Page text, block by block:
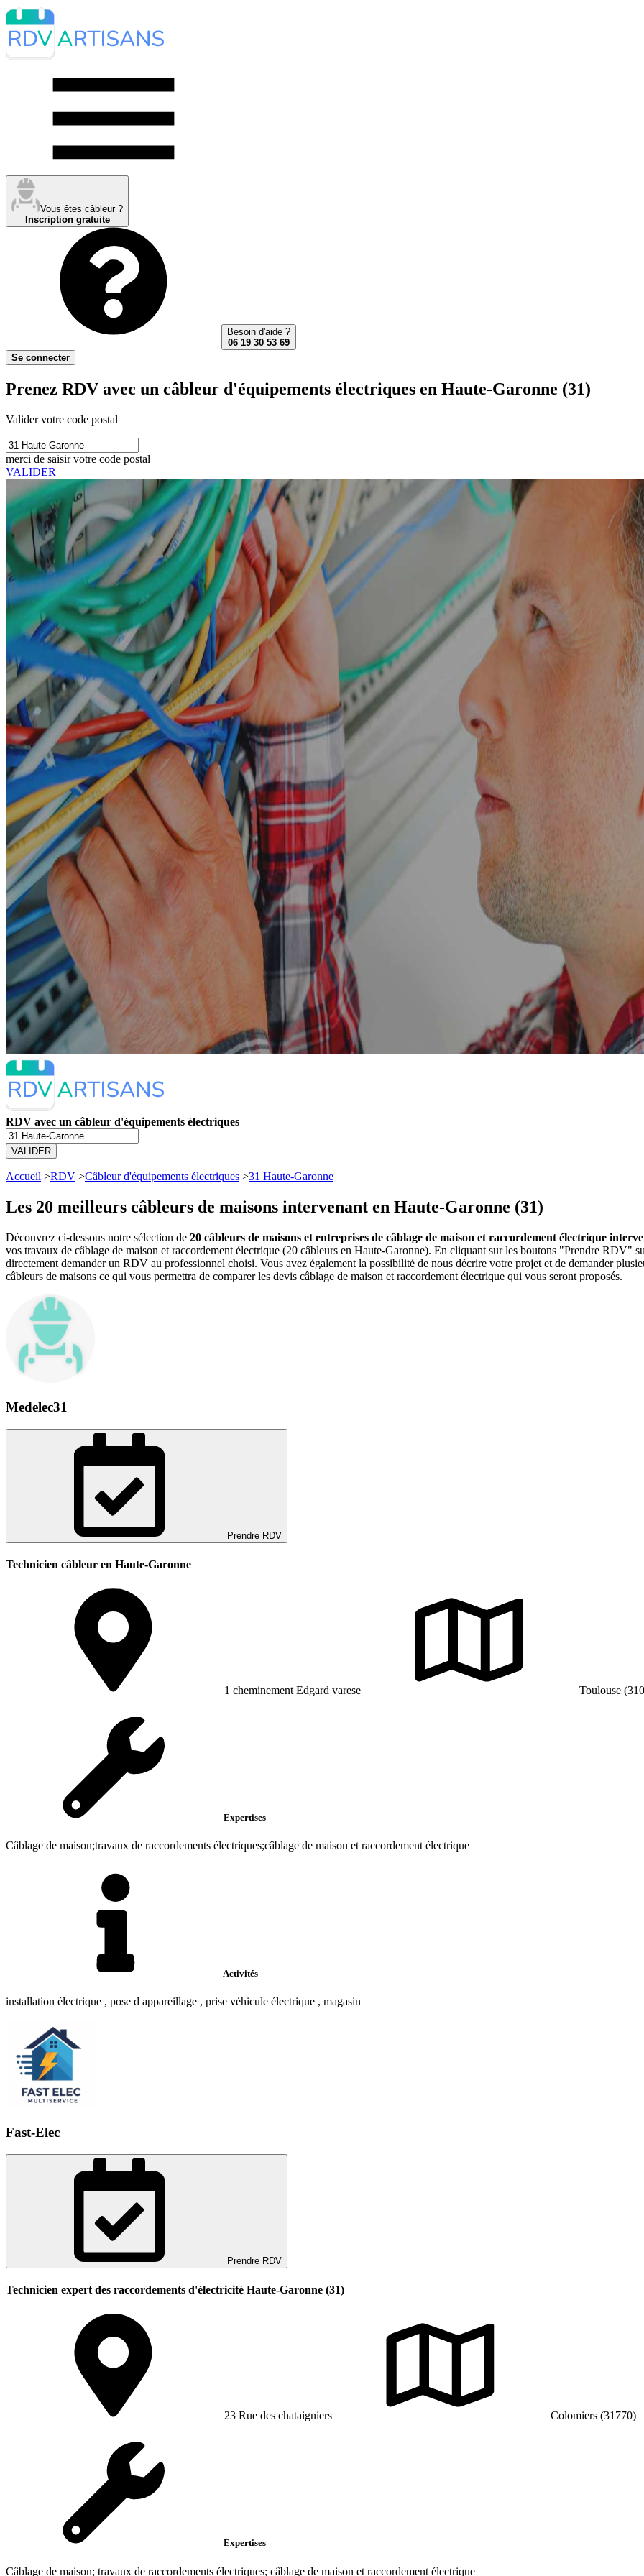
Vous êtes câbleur ?
Inscription gratuite
Besoin d'aide ?
06 19 30 53 69
Se connecter
Prenez RDV avec un câbleur d'équipements électriques en Haute-Garonne (31)
Valider votre code postal
merci de saisir votre code postal
VALIDER
RDV avec un câbleur d'équipements électriques
VALIDER
Accueil >RDV >Câbleur d'équipements électriques >31 Haute-Garonne
Les 20 meilleurs câbleurs de maisons intervenant en Haute-Garonne (31)
Découvrez ci-dessous notre sélection de 20 câbleurs de maisons et entreprises de câblage de maison et raccordement électrique
vos travaux de câblage de maison et raccordement électrique (20 câbleurs en Haute-Garonne). En cliquant sur les boutons "Prendre RDV"
directement demander un RDV au professionnel choisi. Vous avez également la possibilité de nous décrire votre projet et de demander
câbleurs de maisons ce qui vous permettra de comparer les devis câblage de maison et raccordement électrique qui vous seront proposés.
Medelec31
Prendre RDV
Technicien câbleur en Haute-Garonne
1 cheminement Edgard varese Toulouse
Expertises
Câblage de maison;travaux de raccordements électriques;câblage de maison et raccordement électrique
Activités
installation électrique , pose d appareillage , prise véhicule électrique , magasin
Fast-Elec
Prendre RDV
Technicien expert des raccordements d'électricité Haute-Garonne (31)
23 Rue des chataigniers Colomiers (31770)
Expertises
Câblage de maison; travaux de raccordements électriques; câblage de maison et raccordement électrique